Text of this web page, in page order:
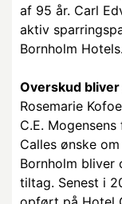
af 95 år. Carl
aktiv
Bornholm
Overskud
Rosemarie
C.E.
Calles ønske
Bornholm bliver
tiltag. Senest i